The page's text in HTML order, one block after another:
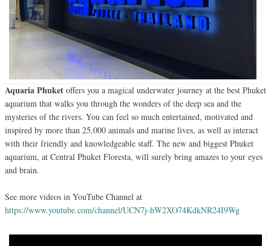
Aquaria Phuket offers you a magical underwater journey at the best Phuket
aquarium that walks you through the wonders of the deep sea and the
mysteries of the rivers. You can feel so much entertained, motivated and
inspired by more than 25,000 animals and marine lives, as well as interact
with their friendly and knowledgeable staff. The new and biggest Phuket
aquarium, at Central Phuket Floresta, will surely bring amazes to your eyes
and brain.
See more videos in YouTube Channel at
https://www.youtube.com/channel/UCN7j-hW2XO74KdkNR24I9Wg